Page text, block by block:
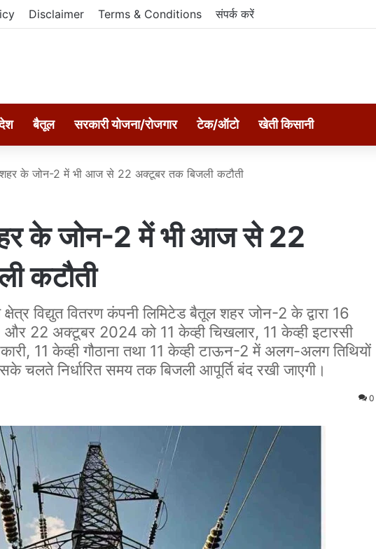
Disclaimer Terms & Conditions संपर्क करें
बैतूल सरकारी योजना/रोजगार टेक/ऑटो खेती किसानी
के जोन-2 में भी आज से 22 अक्टूबर तक बिजली कटौती
के जोन-2 में भी आज से 22
कटौती
विद्युत वितरण कंपनी लिमिटेड बैतूल शहर जोन-2 के द्वारा 16
22 अक्टूबर 2024 को 11 केव्ही चिखलार, 11 केव्ही इटारसी
11 केव्ही गौठाना तथा 11 केव्ही टाऊन-2 में अलग-अलग तिथियों
चलते निर्धारित समय तक बिजली आपूर्ति बंद रखी जाएगी।
0